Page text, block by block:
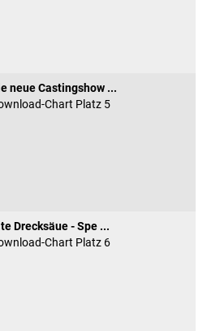
neue Castingshow ...
Chart Platz 5
Drecksäue - Spe ...
Chart Platz 6